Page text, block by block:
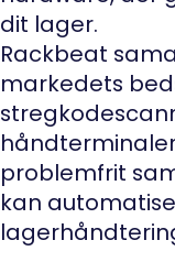
dit lager.
Rackbeat
markedets
problemfrit
kan